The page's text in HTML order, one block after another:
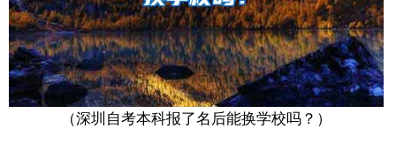
（深圳自考本科报了名后能换学校吗？）